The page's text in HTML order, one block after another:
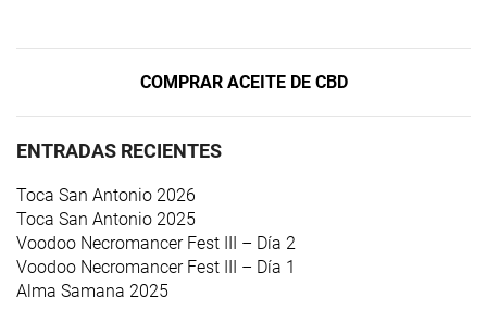
COMPRAR ACEITE DE CBD
ENTRADAS RECIENTES
Toca San Antonio 2026
Toca San Antonio 2025
Voodoo Necromancer Fest III – Día 2
Voodoo Necromancer Fest III – Día 1
Alma Samana 2025